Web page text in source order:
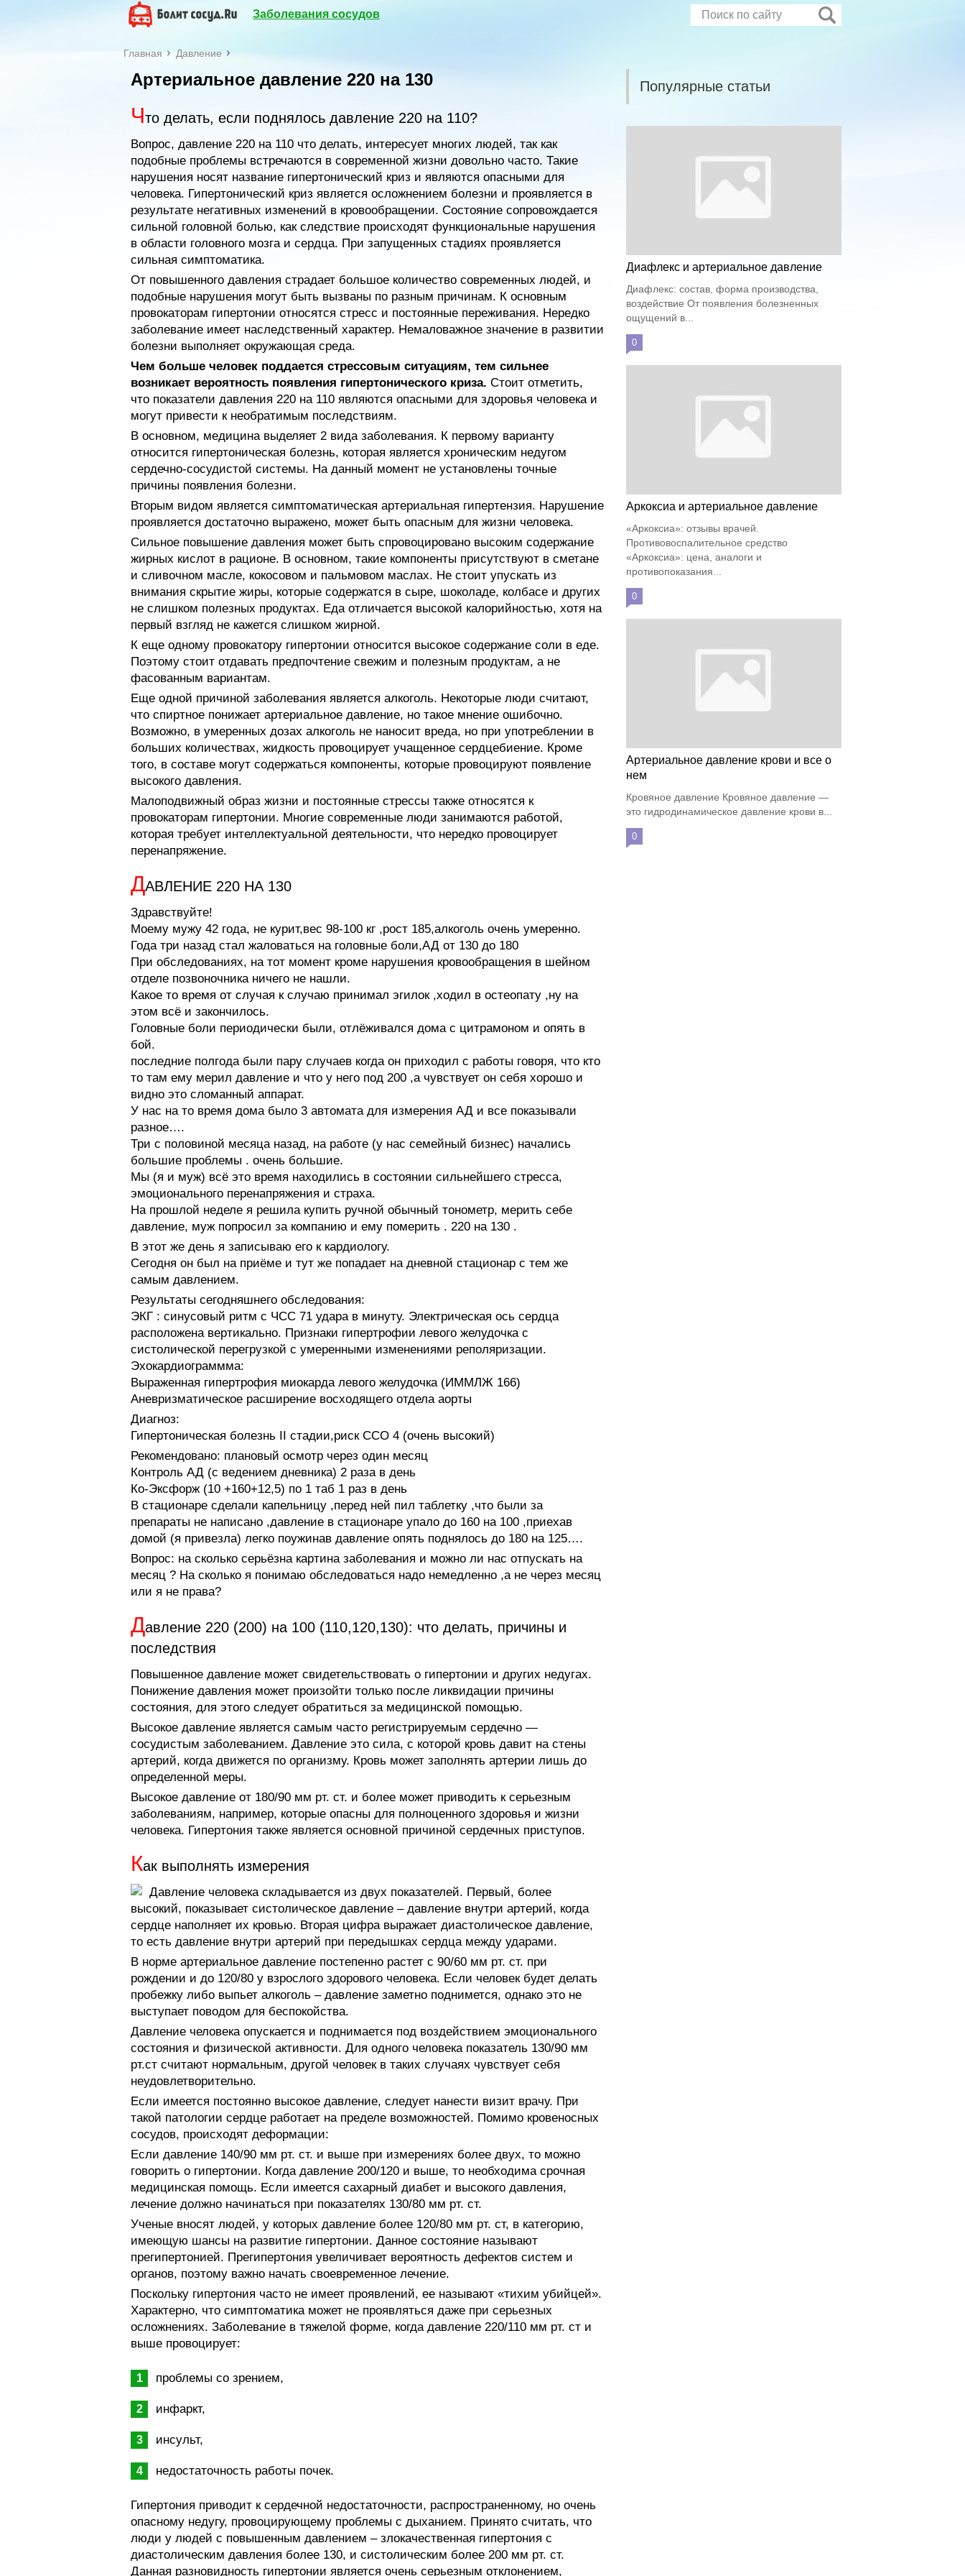
Заболевания сосудов
Главная Давление
Артериальное давление 220 на 130
Что делать, если поднялось давление 220 на 110?
Вопрос, давление 220 на 110 что делать, интересует многих людей, так как
подобные проблемы встречаются в современной жизни довольно часто. Такие
нарушения носят название гипертонический криз и являются опасными для
человека. Гипертонический криз является осложнением болезни и проявляется в
результате негативных изменений в кровообращении. Состояние сопровождается
сильной головной болью, как следствие происходят функциональные нарушения
в области головного мозга и сердца. При запущенных стадиях проявляется
сильная симптоматика.
От повышенного давления страдает большое количество современных людей, и
подобные нарушения могут быть вызваны по разным причинам. К основным
провокаторам гипертонии относятся стресс и постоянные переживания. Нередко
заболевание имеет наследственный характер. Немаловажное значение в развитии
болезни выполняет окружающая среда.
Чем больше человек поддается стрессовым ситуациям, тем сильнее
возникает вероятность появления гипертонического криза. Стоит отметить,
что показатели давления 220 на 110 являются опасными для здоровья человека и
могут привести к необратимым последствиям.
В основном, медицина выделяет 2 вида заболевания. К первому варианту
относится гипертоническая болезнь, которая является хроническим недугом
сердечно-сосудистой системы. На данный момент не установлены точные
причины появления болезни.
Вторым видом является симптоматическая артериальная гипертензия. Нарушение
проявляется достаточно выражено, может быть опасным для жизни человека.
Сильное повышение давления может быть спровоцировано высоким содержание
жирных кислот в рационе. В основном, такие компоненты присутствуют в сметане
и сливочном масле, кокосовом и пальмовом маслах. Не стоит упускать из
внимания скрытие жиры, которые содержатся в сыре, шоколаде, колбасе и других
не слишком полезных продуктах. Еда отличается высокой калорийностью, хотя на
первый взгляд не кажется слишком жирной.
К еще одному провокатору гипертонии относится высокое содержание соли в еде.
Поэтому стоит отдавать предпочтение свежим и полезным продуктам, а не
фасованным вариантам.
Еще одной причиной заболевания является алкоголь. Некоторые люди считают,
что спиртное понижает артериальное давление, но такое мнение ошибочно.
Возможно, в умеренных дозах алкоголь не наносит вреда, но при употреблении в
больших количествах, жидкость провоцирует учащенное сердцебиение. Кроме
того, в составе могут содержаться компоненты, которые провоцируют появление
высокого давления.
Малоподвижный образ жизни и постоянные стрессы также относятся к
провокаторам гипертонии. Многие современные люди занимаются работой,
которая требует интеллектуальной деятельности, что нередко провоцирует
перенапряжение.
ДАВЛЕНИЕ 220 НА 130
Здравствуйте!
Моему мужу 42 года, не курит,вес 98-100 кг ,рост 185,алкоголь очень умеренно.
Года три назад стал жаловаться на головные боли,АД от 130 до 180
При обследованиях, на тот момент кроме нарушения кровообращения в шейном
отделе позвоночника ничего не нашли.
Какое то время от случая к случаю принимал эгилок ,ходил в остеопату ,ну на
этом всё и закончилось.
Головные боли периодически были, отлёживался дома с цитрамоном и опять в
бой.
последние полгода были пару случаев когда он приходил с работы говоря, что кто
то там ему мерил давление и что у него под 200 ,а чувствует он себя хорошо и
видно это сломанный аппарат.
У нас на то время дома было 3 автомата для измерения АД и все показывали
разное….
Три с половиной месяца назад, на работе (у нас семейный бизнес) начались
большие проблемы . очень большие.
Мы (я и муж) всё это время находились в состоянии сильнейшего стресса,
эмоционального перенапряжения и страха.
На прошлой неделе я решила купить ручной обычный тонометр, мерить себе
давление, муж попросил за компанию и ему померить . 220 на 130 .
В этот же день я записываю его к кардиологу.
Сегодня он был на приёме и тут же попадает на дневной стационар с тем же
самым давлением.
Результаты сегодняшнего обследования:
ЭКГ : синусовый ритм с ЧСС 71 удара в минуту. Электрическая ось сердца
расположена вертикально. Признаки гипертрофии левого желудочка с
систолической перегрузкой с умеренными изменениями реполяризации.
Эхокардиограммма:
Выраженная гипертрофия миокарда левого желудочка (ИММЛЖ 166)
Аневризматическое расширение восходящего отдела аорты
Диагноз:
Гипертоническая болезнь II стадии,риск ССО 4 (очень высокий)
Рекомендовано: плановый осмотр через один месяц
Контроль АД (с ведением дневника) 2 раза в день
Ко-Эксфорж (10 +160+12,5) по 1 таб 1 раз в день
В стационаре сделали капельницу ,перед ней пил таблетку ,что были за
препараты не написано ,давление в стационаре упало до 160 на 100 ,приехав
домой (я привезла) легко поужинав давление опять поднялось до 180 на 125….
Вопрос: на сколько серьёзна картина заболевания и можно ли нас отпускать на
месяц ? На сколько я понимаю обследоваться надо немедленно ,а не через месяц
или я не права?
Давление 220 (200) на 100 (110,120,130): что делать, причины и
последствия
Повышенное давление может свидетельствовать о гипертонии и других недугах.
Понижение давления может произойти только после ликвидации причины
состояния, для этого следует обратиться за медицинской помощью.
Высокое давление является самым часто регистрируемым сердечно —
сосудистым заболеванием. Давление это сила, с которой кровь давит на стены
артерий, когда движется по организму. Кровь может заполнять артерии лишь до
определенной меры.
Высокое давление от 180/90 мм рт. ст. и более может приводить к серьезным
заболеваниям, например, которые опасны для полноценного здоровья и жизни
человека. Гипертония также является основной причиной сердечных приступов.
Как выполнять измерения
Давление человека складывается из двух показателей. Первый, более
высокий, показывает систолическое давление – давление внутри артерий, когда
сердце наполняет их кровью. Вторая цифра выражает диастолическое давление,
то есть давление внутри артерий при передышках сердца между ударами.
В норме артериальное давление постепенно растет с 90/60 мм рт. ст. при
рождении и до 120/80 у взрослого здорового человека. Если человек будет делать
пробежку либо выпьет алкоголь – давление заметно поднимется, однако это не
выступает поводом для беспокойства.
Давление человека опускается и поднимается под воздействием эмоционального
состояния и физической активности. Для одного человека показатель 130/90 мм
рт.ст считают нормальным, другой человек в таких случаях чувствует себя
неудовлетворительно.
Если имеется постоянно высокое давление, следует нанести визит врачу. При
такой патологии сердце работает на пределе возможностей. Помимо кровеносных
сосудов, происходят деформации:
Если давление 140/90 мм рт. ст. и выше при измерениях более двух, то можно
говорить о гипертонии. Когда давление 200/120 и выше, то необходима срочная
медицинская помощь. Если имеется сахарный диабет и высокого давления,
лечение должно начинаться при показателях 130/80 мм рт. ст.
Ученые вносят людей, у которых давление более 120/80 мм рт. ст, в категорию,
имеющую шансы на развитие гипертонии. Данное состояние называют
прегипертонией. Прегипертония увеличивает вероятность дефектов систем и
органов, поэтому важно начать своевременное лечение.
Поскольку гипертония часто не имеет проявлений, ее называют «тихим убийцей».
Характерно, что симптоматика может не проявляться даже при серьезных
осложнениях. Заболевание в тяжелой форме, когда давление 220/110 мм рт. ст и
выше провоцирует:
проблемы со зрением,
инфаркт,
инсульт,
недостаточность работы почек.
Гипертония приводит к сердечной недостаточности, распространенному, но очень
опасному недугу, провоцирующему проблемы с дыханием. Принято считать, что
люди у людей с повышенным давлением – злокачественная гипертония с
диастолическим давления более 130, и систолическим более 200 мм рт. ст.
Данная разновидность гипертонии является очень серьезным отклонением,
Популярные статьи
Диафлекс и артериальное давление
Диафлекс: состав, форма производства,
воздействие От появления болезненных
ощущений в...
0
Аркоксиа и артериальное давление
«Аркоксиа»: отзывы врачей.
Противовоспалительное средство
«Аркоксиа»: цена, аналоги и
противопоказания...
0
Артериальное давление крови и все о
нем
Кровяное давление Кровяное давление —
это гидродинамическое давление крови в...
0